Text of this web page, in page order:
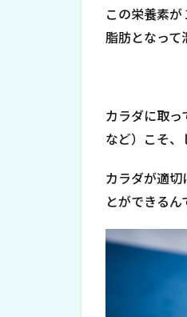
この栄養素
脂肪となって
カラダに取っ
など）こそ、
カラダが適切
とができるん